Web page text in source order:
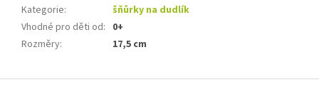
Kategorie:
šňůrky na dudlík
Vhodné pro děti od: 0+
Rozměry: 17,5 cm